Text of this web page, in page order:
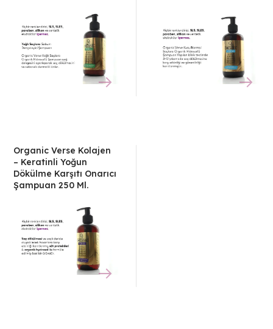
Organic Verse Kolajen
– Keratinli Yoğun
Dökülme Karşıtı Onarıcı
Şampuan 250 Ml.